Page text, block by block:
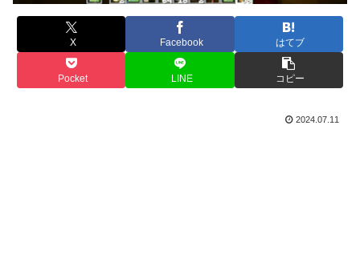
X Facebook はてブ
Pocket LINE コピー
2024.07.11